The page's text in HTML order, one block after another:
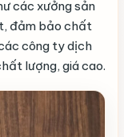
các xưởng sản
đảm bảo chất
công ty dịch
lượng, giá cao.